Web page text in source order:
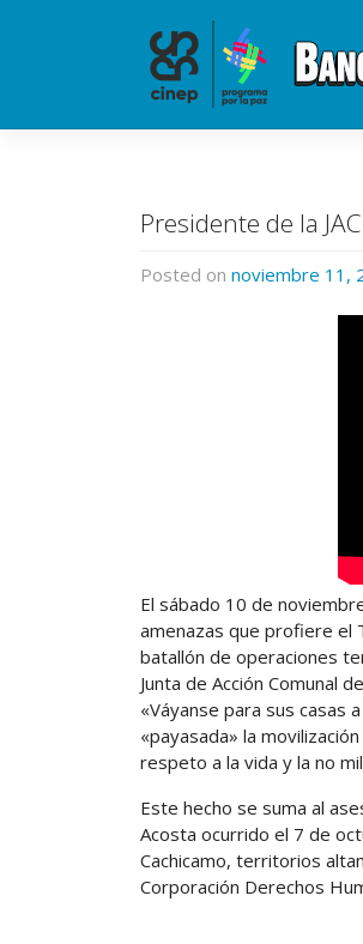
Presidente de la
Posted on noviembre 11,
El sábado 10 de
amenazas que profiere el
batallón de operaciones
Junta de Acción Comunal
«Váyanse para sus casas
«payasada» la
respeto a la vida y la no
Este hecho se suma al
Acosta ocurrido el 7 de
Cachicamo, territorios
Corporación Derechos